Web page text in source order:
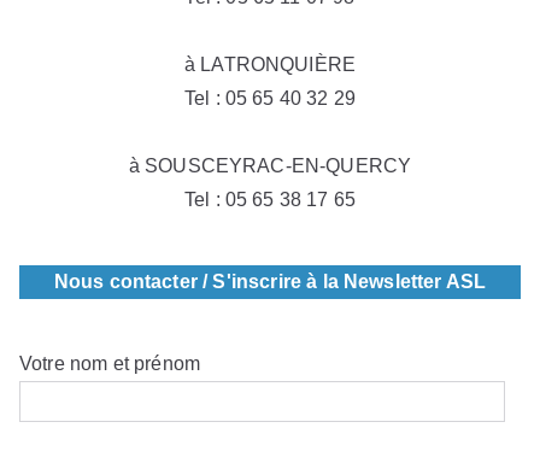
à LATRONQUIÈRE
Tel : 05 65 40 32 29
à SOUSCEYRAC-EN-QUERCY
Tel : 05 65 38 17 65
Nous contacter / S'inscrire à la Newsletter ASL
Votre nom et prénom